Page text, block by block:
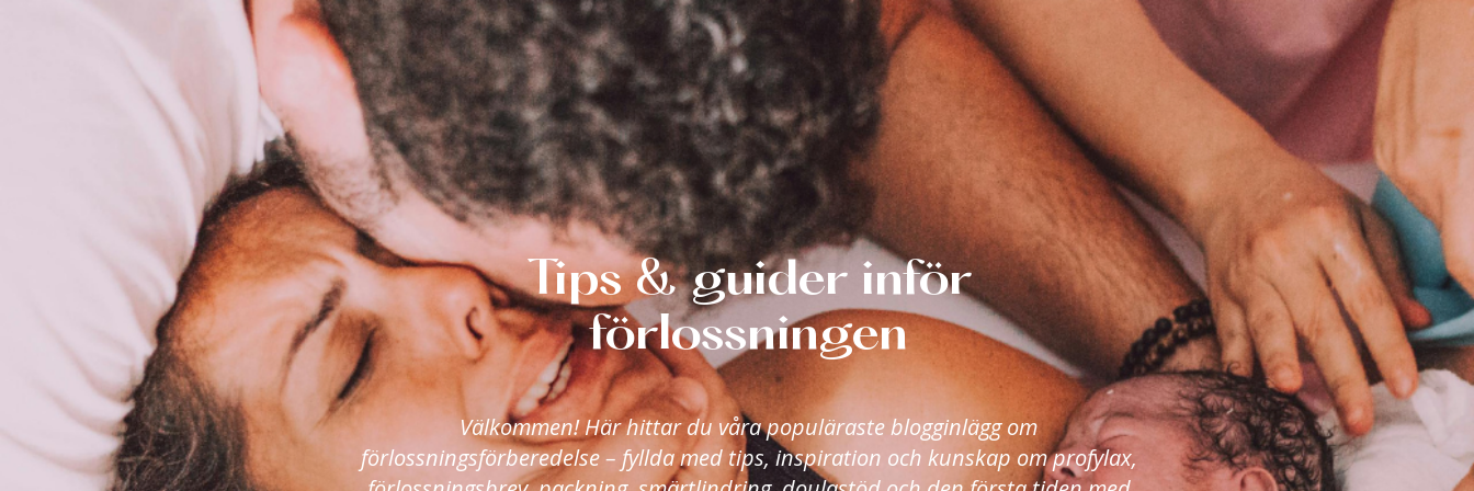
Tips & guider inför
förlossningen
Välkommen! Här hittar du våra populäraste blogginlägg om
förlossningsförberedelse – fyllda med tips, inspiration och kunskap om profylax,